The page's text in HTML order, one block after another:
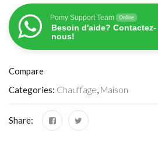
Pomy Support Team Online
Besoin d'aide? Contactez-
nous!
Compare
Categories: Chauffage Maison
Share: